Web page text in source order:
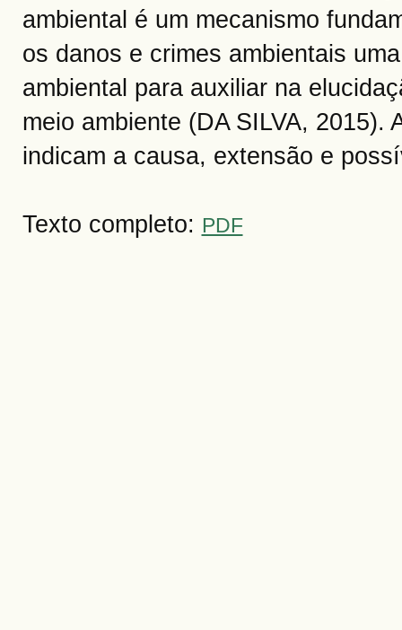
ambiental é um mecanismo
os danos e crimes ambientais
ambiental para auxiliar na
meio ambiente (DA SILVA,
indicam a causa, extensão e
Texto completo: PDF